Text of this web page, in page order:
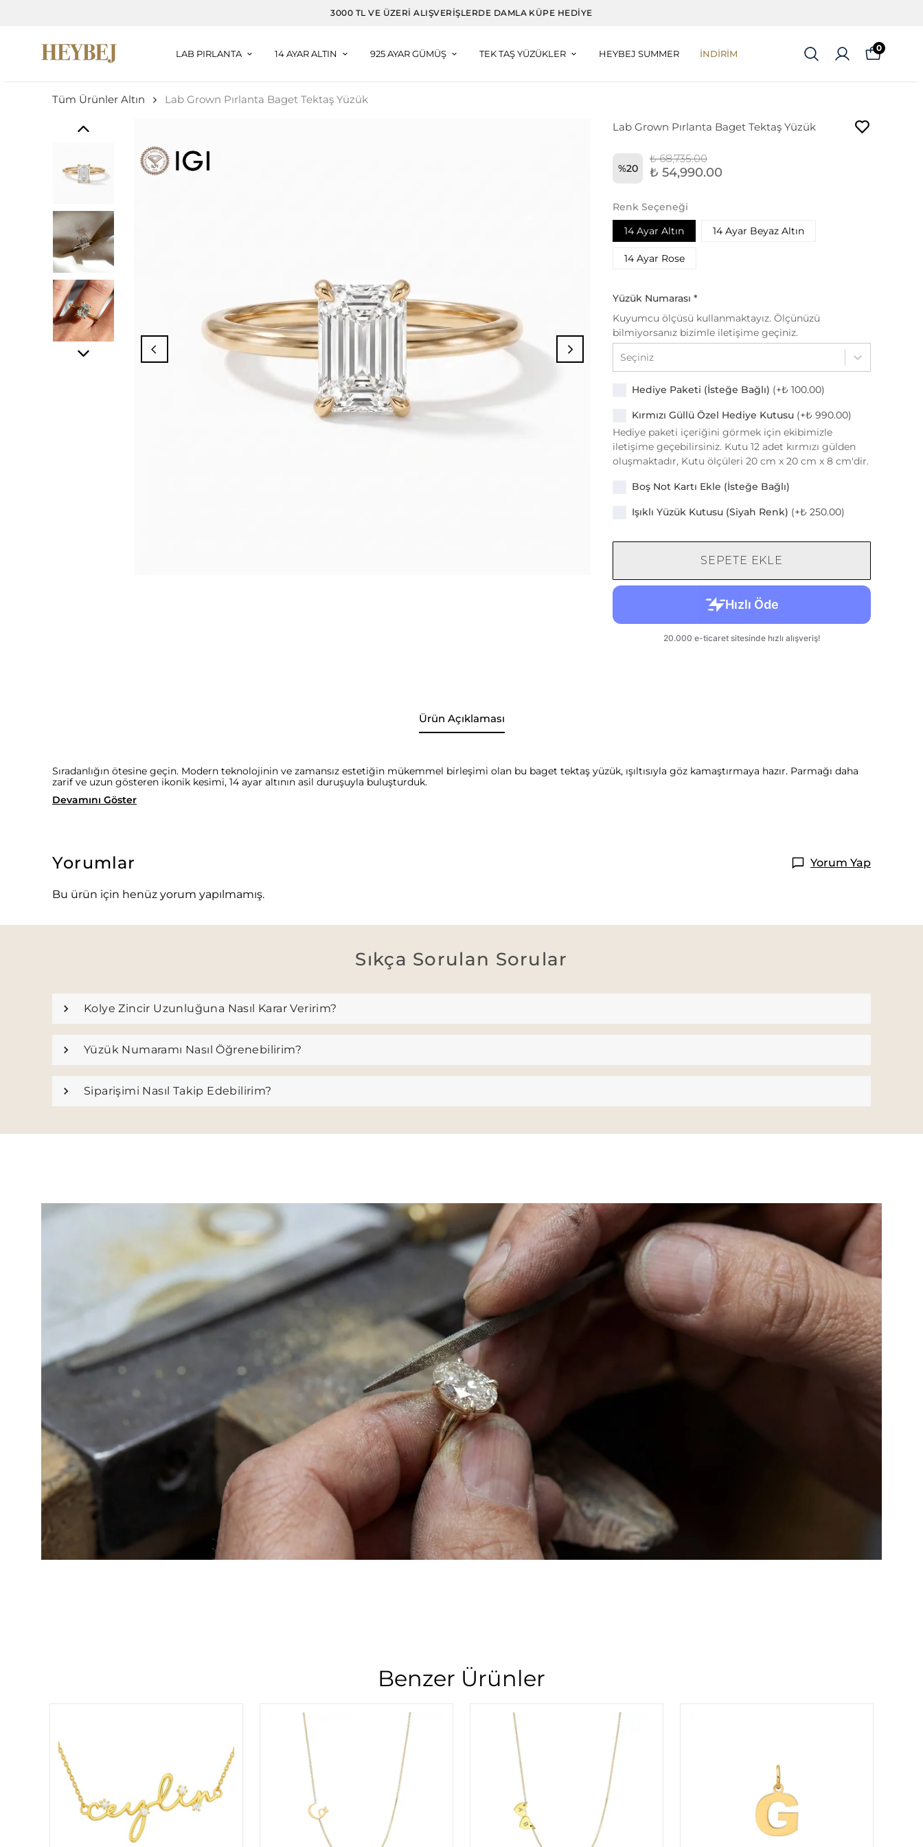
3000 TL VE ÜZERI ALIŞVERIŞLERDE DAMLA KÜPE HEDIYE
LAB PIRLANTA 14 AYAR ALTIN 925 AYAR GÜMÜŞ TEK TAŞ YÜZÜKLER HEYBEJ SUMMER İNDİRİM
0
Tüm Ürünler Altın Lab Grown Pırlanta Baget Tektaş Yüzük
Lab Grown Pırlanta Baget Tektaş Yüzük
%20
₺ 68,735.00
₺ 54,990.00
Renk Seçeneği
14 Ayar Altın
14 Ayar Beyaz Altın
14 Ayar Rose
Yüzük Numarası *
Kuyumcu ölçüsü kullanmaktayız. Ölçünüzü
bilmiyorsanız bizimle iletişime geçiniz.
Seçiniz
Hediye Paketi (İsteğe Bağlı) (+₺ 100.00)
Kırmızı Güllü Özel Hediye Kutusu (+₺ 990.00)
Hediye paketi içeriğini görmek için ekibimizle
iletişime geçebilirsiniz. Kutu 12 adet kırmızı gülden
oluşmaktadır, Kutu ölçüleri 20 cm x 20 cm x 8 cm'dir.
Boş Not Kartı Ekle (İsteğe Bağlı)
Işıklı Yüzük Kutusu (Siyah Renk) (+₺ 250.00)
SEPETE EKLE
Ürün Açıklaması
Sıradanlığın ötesine geçin. Modern teknolojinin ve zamansız estetiğin mükemmel birleşimi olan bu baget tektaş yüzük, ışıltısıyla göz kamaştırmaya hazır. Parmağı daha
zarif ve uzun gösteren ikonik kesimi, 14 ayar altının asil duruşuyla buluşturduk.
Devamını Göster
Yorumlar Yorum Yap
Bu ürün için henüz yorum yapılmamış.
Sıkça Sorulan Sorular
Kolye Zincir Uzunluğuna Nasıl Karar Veririm?
Yüzük Numaramı Nasıl Öğrenebilirim?
Siparişimi Nasıl Takip Edebilirim?
Benzer Ürünler